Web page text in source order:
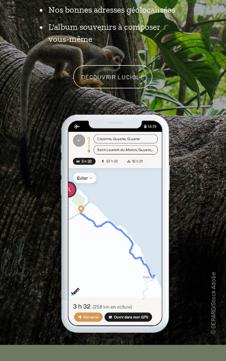
Nos bonnes adresses géolocalisées
L'album souvenirs à composer
vous-même
DÉCOUVRIR LUCIOLE